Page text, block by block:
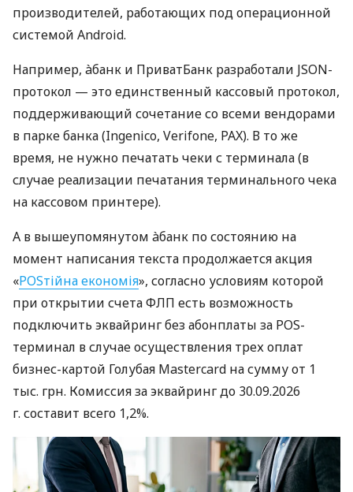
производителей, работающих под операционной
системой Android.
Например, àбанк и ПриватБанк разработали JSON-
протокол — это единственный кассовый протокол,
поддерживающий сочетание со всеми вендорами
в парке банка (Ingenico, Verifone, PAX). В то же
время, не нужно печатать чеки с терминала (в
случае реализации печатания терминального чека
на кассовом принтере).
А в вышеупомянутом àбанк по состоянию на
момент написания текста продолжается акция
«POSтійна економія», согласно условиям которой
при открытии счета ФЛП есть возможность
подключить эквайринг без абонплаты за POS-
терминал в случае осуществления трех оплат
бизнес-картой Голубая Mastercard на сумму от 1
тыс. грн. Комиссия за эквайринг до 30.09.2026
г. составит всего 1,2%.